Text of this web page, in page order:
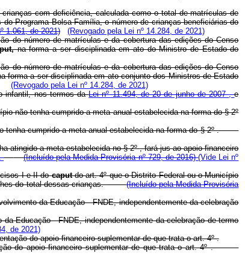
com deficiência, calculada como o total de matrículas de
Programa Bolsa Família, o número de crianças beneficiárias do
1.061, de 2021)
(Revogado pela Lei nº 14.284, de 2021)
do número de matrículas e da cobertura das edições do Censo
na forma a ser disciplinada em ato do Ministro de Estado do
do número de matrículas e da cobertura das edições do Censo
forma a ser disciplinada em ato conjunto dos Ministros de Estado
(Revogado pela Lei nº 14.284, de 2021)
infantil, nos termos daLei nº 11.494, de 20 de junho de 2007,e
não tenha cumprido a meta anual estabelecida na forma do § 2º
tenha cumprido a meta anual estabelecida na forma do § 2º .
atingido a meta estabelecida no § 2º, fará jus ao apoio financeiro
(Incluído pela Medida Provisória nº 729, de 2016)(Vide Lei nº
I e II docaputdo art. 4ºque o Distrito Federal ou o Município
do total dessas crianças.
(Incluído pela Medida Provisória
da Educação - FNDE, independentemente da celebração
Educação - FNDE, independentemente da celebração de termo
de 2021)
do apoio financeiro suplementar de que trata o art. 4º .
do apoio financeiro suplementar de que trata o art. 4º .